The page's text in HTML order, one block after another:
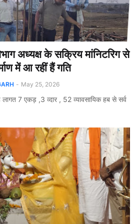
अध्यक्ष के सक्रिय मांनिटरिग से
में आ रहीं हैं गति
- May 25, 2026
7 एकड़ ,3 व्दार , 52 व्यावसायिक हब से सर्व